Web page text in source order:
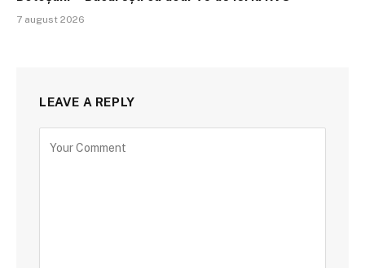
7 august 2026
LEAVE A REPLY